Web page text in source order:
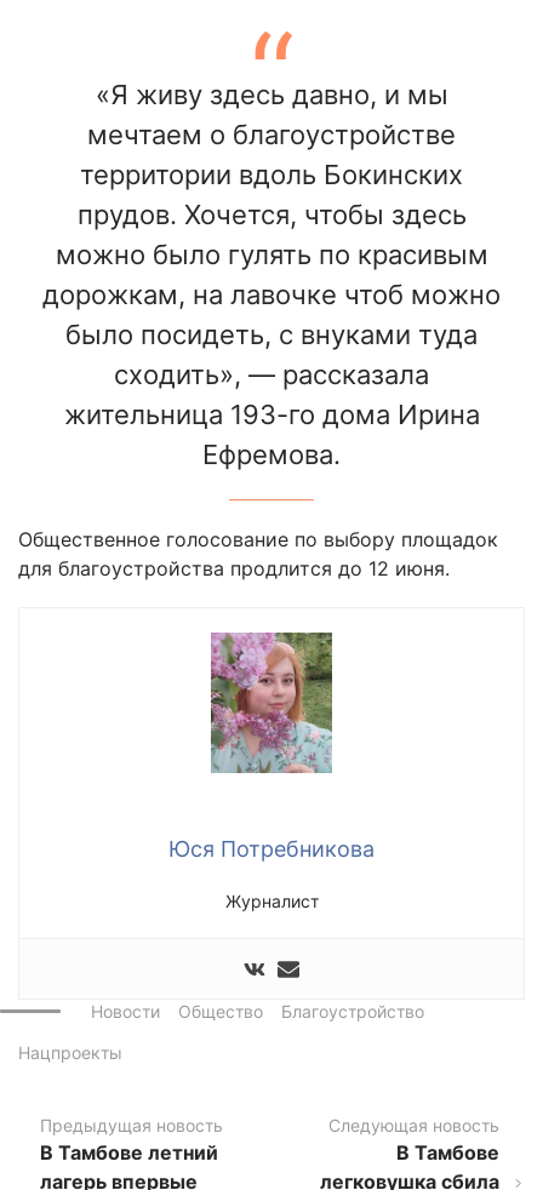
«Я живу здесь давно, и мы
мечтаем о благоустройстве
территории вдоль Бокинских
прудов. Хочется, чтобы здесь
можно было гулять по красивым
дорожкам, на лавочке чтоб можно
было посидеть, с внуками туда
сходить», — рассказала
жительница 193-го дома Ирина
Ефремова.
Общественное голосование по выбору площадок
для благоустройства продлится до 12 июня.
Юся Потребникова
Журналист
Новости Общество
Благоустройство
Нацпроекты
Предыдущая новость
В Тамбове летний
лагерь впервые
Следующая новость
В Тамбове
легковушка сбила